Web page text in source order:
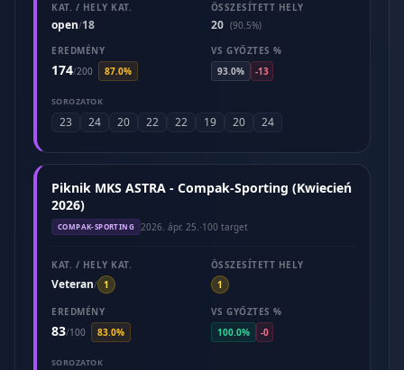
KAT. / HELY KAT.
open/18
ÖSSZESÍTETT HELY
20 (90.5%)
EREDMÉNY
174/200 87.0%
VS GYŐZTES %
93.0%
-13
SOROZATOK
23 24 20 22 22 19 20 24
Piknik MKS ASTRA - Compak-Sporting (Kwiecień
2026)
COMPAK-SPORTING 2026. ápr. 25. ·100 target
KAT. / HELY KAT.
Veteran/ 1
ÖSSZESÍTETT HELY
1
EREDMÉNY
83/100 83.0%
VS GYŐZTES %
100.0%
-0
SOROZATOK